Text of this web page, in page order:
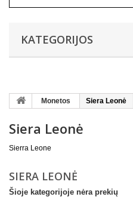
KATEGORIJOS
Monetos Siera Leonė
Siera Leonė
Sierra Leone
SIERA LEONĖ
Šioje kategorijoje nėra prekių